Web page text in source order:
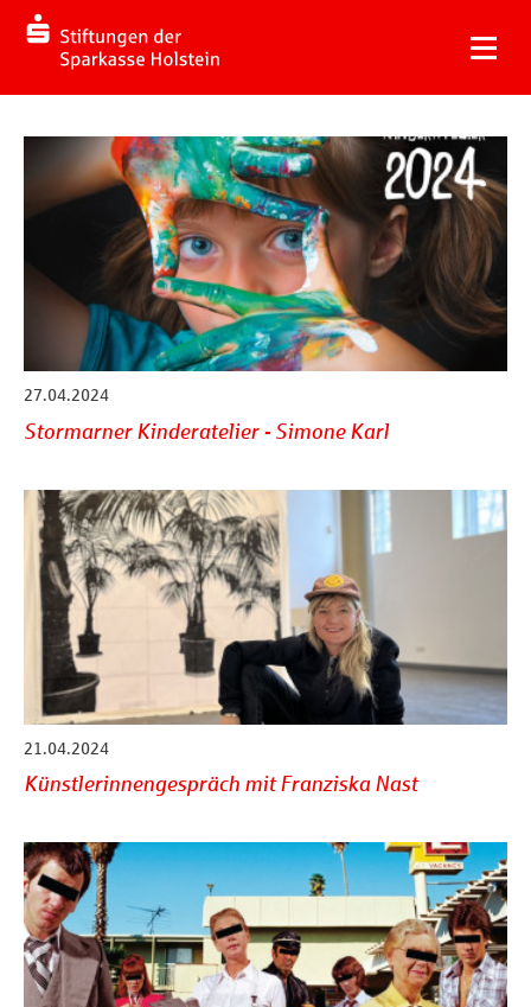
27.04.2024
Stormarner Kinderatelier - Simone Karl
21.04.2024
Künstlerinnengespräch mit Franziska Nast